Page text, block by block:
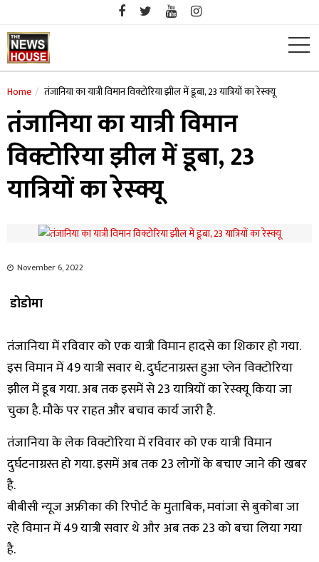
content
Home तंजानिया का यात्री विमान विक्टोरिया झील में डूबा, 23 यात्रियों का रेस्क्यू
तंजानिया का यात्री विमान
विक्टोरिया झील में डूबा, 23
यात्रियों का रेस्क्यू
November 6, 2022
डोडोमा
तंजानिया में रविवार को एक यात्री विमान हादसे का शिकार हो गया.
इस विमान में 49 यात्री सवार थे. दुर्घटनाग्रस्त हुआ प्लेन विक्टोरिया
झील में डूब गया. अब तक इसमें से 23 यात्रियों का रेस्क्यू किया जा
चुका है. मौके पर राहत और बचाव कार्य जारी है.
तंजानिया के लेक विक्टोरिया में रविवार को एक यात्री विमान
दुर्घटनाग्रस्त हो गया. इसमें अब तक 23 लोगों के बचाए जाने की खबर
है.
बीबीसी न्यूज अफ्रीका की रिपोर्ट के मुताबिक, मवांजा ​​से बुकोबा जा
रहे विमान में 49 यात्री सवार थे और अब तक 23 को बचा लिया गया
है.